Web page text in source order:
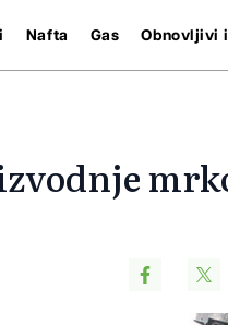
Nafta Gas Obnovljivi